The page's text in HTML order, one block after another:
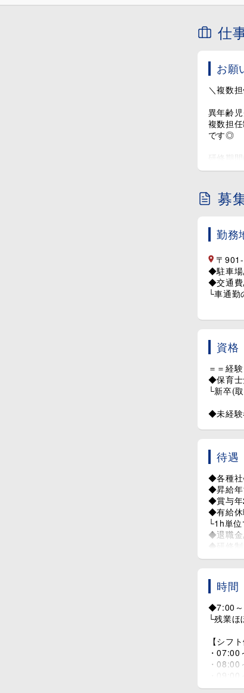
仕
お願
＼複数
異年齢
複数担
です◎
研修期
環境に
それぞ
ピアノ
精神的
◆0～1
◆2歳児
◆3～5
※担当ク
す！
07:00～
09:30～
12:30
15:00
18:00～
＝＝＝
◆月に1
└年間
募
勤務
〒901-
◆駐車場
◆交通費
└車通勤
資格
＝＝経
◆保育士
└新卒(
◆未経験
待遇
◆各種社
◆昇給年
◆賞与年
◆有給休
└1h単
◆退職金
◆研修制
◆【宜野
時間
◆7:00～
└残業
【シフト
・
・
・09:00
・10:00